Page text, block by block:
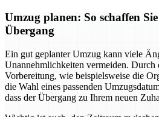
Umzug planen: So schaffen
Übergang
Ein gut geplanter Umzug kann viele
Unannehmlichkeiten vermeiden. Durch
Vorbereitung, wie beispielsweise die
die Wahl eines passenden
dass der Übergang zu Ihrem neuen